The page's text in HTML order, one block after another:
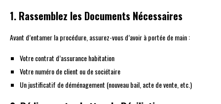
1. Rassemblez les Documents Nécessaires
Avant d’entamer la procédure, assurez-vous d’avoir à portée de main :
Votre contrat d’assurance habitation
Votre numéro de client ou de sociétaire
Un justificatif de déménagement (nouveau bail, acte de vente, etc.)